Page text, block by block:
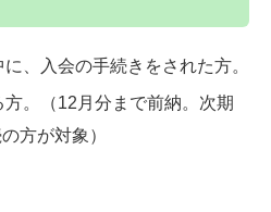
、入会の手続きをされた方。
。（12月分まで前納。次期
方が対象）